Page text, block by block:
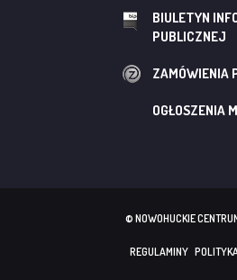
BIULETYN
PUBLICZNEJ
ZAMÓWIENIA
OGŁOSZENIA
© NOWOHUCKIE
REGULAMINY